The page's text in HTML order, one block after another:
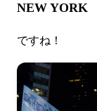
NEW YORK
ですね！